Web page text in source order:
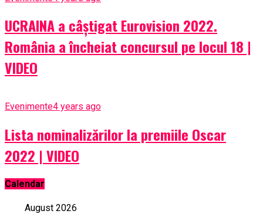
UCRAINA a câștigat Eurovision 2022.
România a încheiat concursul pe locul 18 |
VIDEO
Evenimente4 years ago
Lista nominalizărilor la premiile Oscar
2022 | VIDEO
Calendar
August 2026